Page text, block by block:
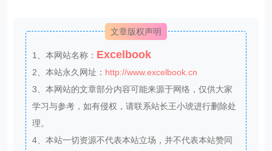
文章版权声明
1、本网站名称： Excelbook
2、本站永久网址： http://www.excelbook.cn
3、本网站的文章部分内容可能来源于网络，仅供大家
学习与参考，如有侵权，请联系站长王小琥进行删除处
理。
4、本站一切资源不代表本站立场，并不代表本站赞同